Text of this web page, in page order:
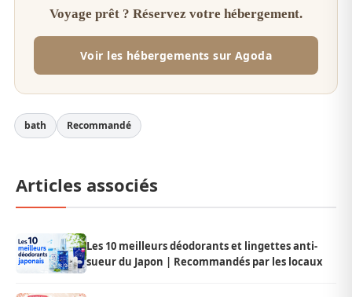
Voyage prêt ? Réservez votre hébergement.
Voir les hébergements sur Agoda
bath Recommandé
Articles associés
Les 10 meilleurs déodorants et lingettes anti-
sueur du Japon | Recommandés par les locaux